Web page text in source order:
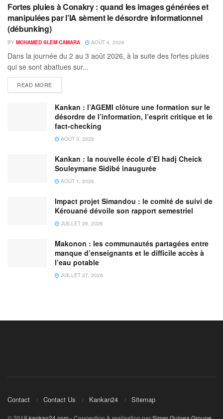
Fortes pluies à Conakry : quand les images générées et
manipulées par l’IA sèment le désordre informationnel
(débunking)
BY MOHAMED SLEM CAMARA AOÛT 4, 2026
Dans la journée du 2 au 3 août 2026, à la suite des fortes pluies
qui se sont abattues sur...
READ MORE
Kankan : l’AGEMI clôture une formation sur le
désordre de l’information, l’esprit critique et le
fact-checking
AOÛT 3, 2026
Kankan : la nouvelle école d’El hadj Cheick
Souleymane Sidibé inaugurée
AOÛT 1, 2026
Impact projet Simandou : le comité de suivi de
Kérouané dévoile son rapport semestriel
JUILLET 28, 2026
Makonon : les communautés partagées entre
manque d’enseignants et le difficile accès à
l’eau potable
JUILLET 27, 2026
Contact Contact Us Kankan24 Sitemap